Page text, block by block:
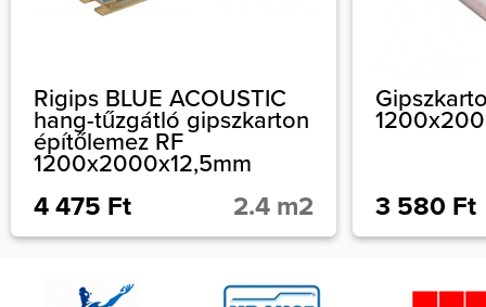
Rigips BLUE ACOUSTIC
hang-tűzgátló gipszkarton
építőlemez RF
1200x2000x12,5mm
4 475 Ft 2.4 m2 3 580 Ft